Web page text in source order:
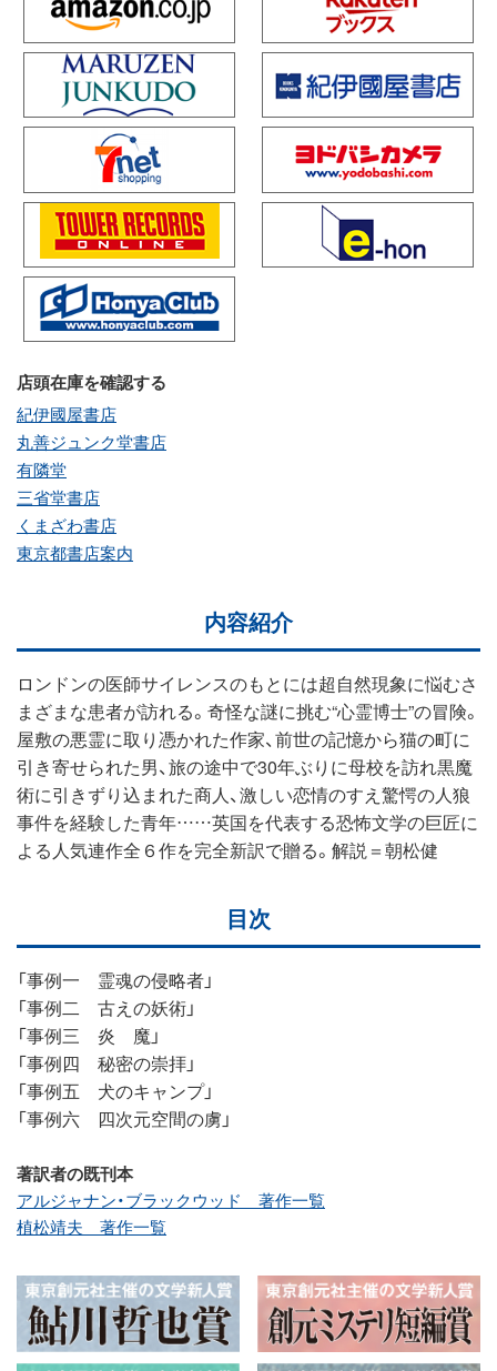
店頭在庫を確認する
紀伊國屋書店
丸善ジュンク堂書店
有隣堂
三省堂書店
くまざわ書店
東京都書店案内
内容紹介
ロンドンの医師サイレンスのもとには超自然現象に悩むさ
まざまな患者が訪れる。奇怪な謎に挑む“心霊博士”の冒険。
屋敷の悪霊に取り憑かれた作家、前世の記憶から猫の町に
引き寄せられた男、旅の途中で30年ぶりに母校を訪れ黒魔
術に引きずり込まれた商人、激しい恋情のすえ驚愕の人狼
事件を経験した青年……英国を代表する恐怖文学の巨匠に
よる人気連作全６作を完全新訳で贈る。解説＝朝松健
目次
「事例一 霊魂の侵略者」
「事例二 古えの妖術」
「事例三 炎 魔」
「事例四 秘密の崇拝」
「事例五 犬のキャンプ」
「事例六 四次元空間の虜」
著訳者の既刊本
アルジャナン・ブラックウッド 著作一覧
植松靖夫 著作一覧